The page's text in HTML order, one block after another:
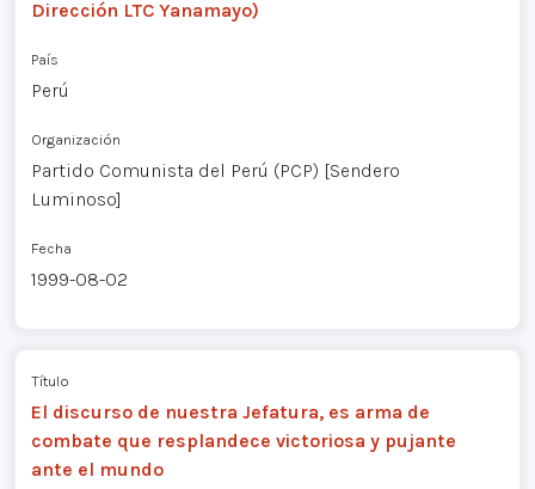
Dirección LTC Yanamayo)
País
Perú
Organización
Partido Comunista del Perú (PCP) [Sendero
Luminoso]
Fecha
1999-08-02
Título
El discurso de nuestra Jefatura, es arma de
combate que resplandece victoriosa y pujante
ante el mundo